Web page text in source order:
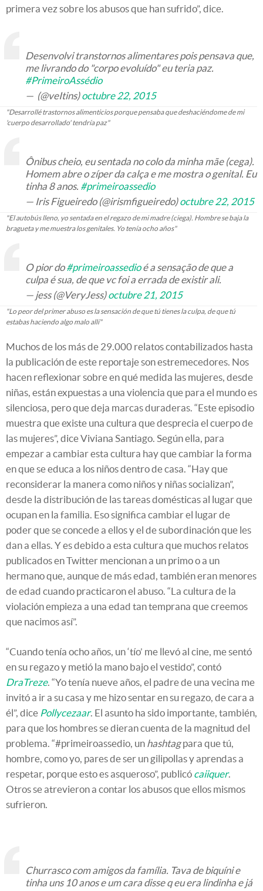
primera vez sobre los abusos que han sufrido”, dice.
Desenvolvi transtornos alimentares pois pensava que,
me livrando do "corpo evoluído" eu teria paz.
#PrimeiroAssédio
— ️️ (@veItins)octubre 22, 2015
"Desarrollé trastornos alimenticios porque pensaba que deshaciéndome de mi
'cuerpo desarrollado' tendría paz"
Ônibus cheio, eu sentada no colo da minha mãe (cega).
Homem abre o zíper da calça e me mostra o genital. Eu
tinha 8 anos. #primeiroassedio
— Iris Figueiredo (@irismfigueiredo)octubre 22, 2015
"El autobús lleno, yo sentada en el regazo de mi madre (ciega). Hombre se baja la
bragueta y me muestra los genitales. Yo tenía ocho años"
O pior do#primeiroassedioé a sensação de que a
culpa é sua, de que vc foi a errada de existir ali.
— jess (@VeryJess)octubre 21, 2015
"Lo peor del primer abuso es la sensación de que tú tienes la culpa, de que tú
estabas haciendo algo malo allí"
Muchos de los más de 29.000 relatos contabilizados hasta
la publicación de este reportaje son estremecedores. Nos
hacen reflexionar sobre en qué medida las mujeres, desde
niñas, están expuestas a una violencia que para el mundo es
silenciosa, pero que deja marcas duraderas. “Este episodio
muestra que existe una cultura que desprecia el cuerpo de
las mujeres”, dice Viviana Santiago. Según ella, para
empezar a cambiar esta cultura hay que cambiar la forma
en que se educa a los niños dentro de casa. “Hay que
reconsiderar la manera como niños y niñas socializan”,
desde la distribución de las tareas domésticas al lugar que
ocupan en la familia. Eso significa cambiar el lugar de
poder que se concede a ellos y el de subordinación que les
dan a ellas. Y es debido a esta cultura que muchos relatos
publicados en Twitter mencionan a un primo o a un
hermano que, aunque de más edad, también eran menores
de edad cuando practicaron el abuso. “La cultura de la
violación empieza a una edad tan temprana que creemos
que nacimos así”.
“Cuando tenía ocho años, un ‘tío’ me llevó al cine, me sentó
en su regazo y metió la mano bajo el vestido”, contó
DraTreze. “Yo tenía nueve años, el padre de una vecina me
invitó a ir a su casa y me hizo sentar en su regazo, de cara a
él”, dice Pollycezaar. El asunto ha sido importante, también,
para que los hombres se dieran cuenta de la magnitud del
problema. “#primeiroassedio, un hashtagpara que tú,
hombre, como yo, pares de ser un gilipollas y aprendas a
respetar, porque esto es asqueroso”, publicó caiiquer.
Otros se atrevieron a contar los abusos que ellos mismos
sufrieron.
Churrasco com amigos da família. Tava de biquíni e
tinha uns 10 anos e um cara disse q eu era lindinha e já